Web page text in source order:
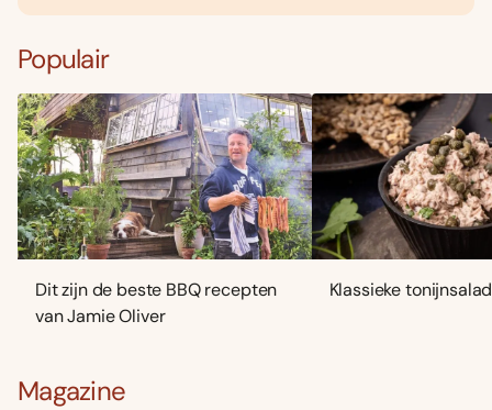
Populair
Dit zijn de beste BBQ recepten
van Jamie Oliver
Klassieke
Magazine